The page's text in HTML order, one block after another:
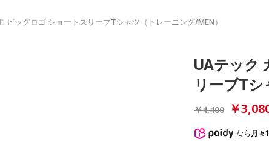
ビッグロゴ ショートスリーブTシャツ（トレーニング/MEN）
UAテック
リーブT
￥4,400 ￥
なら 月々